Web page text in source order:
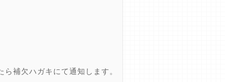
補欠ハガキにて通知します。